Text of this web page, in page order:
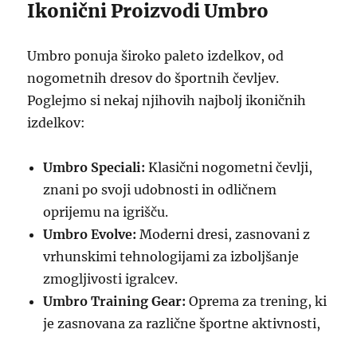
Ikonični Proizvodi Umbro
Umbro ponuja široko paleto izdelkov, od
nogometnih dresov do športnih čevljev.
Poglejmo si nekaj njihovih najbolj ikoničnih
izdelkov:
Umbro Speciali: Klasični nogometni čevlji,
znani po svoji udobnosti in odličnem
oprijemu na igrišču.
Umbro Evolve: Moderni dresi, zasnovani z
vrhunskimi tehnologijami za izboljšanje
zmogljivosti igralcev.
Umbro Training Gear: Oprema za trening, ki
je zasnovana za različne športne aktivnosti,